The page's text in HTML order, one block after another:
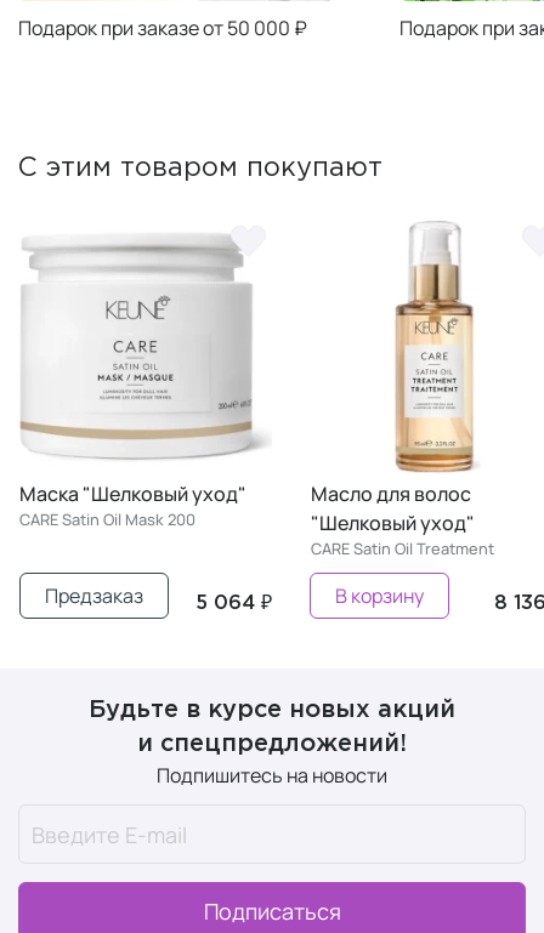
Подарок при заказе от 50 000 ₽ Подарок при
С этим товаром покупают
Маска "Шелковый уход"
CARE Satin Oil Mask 200
5 064 ₽
Предзаказ
Масло для волос
"Шелковый уход"
CARE Satin Oil Treatment
8
В корзину
Будьте в курсе новых акций
и спецпредложений!
Подпишитесь на новости
Подписаться